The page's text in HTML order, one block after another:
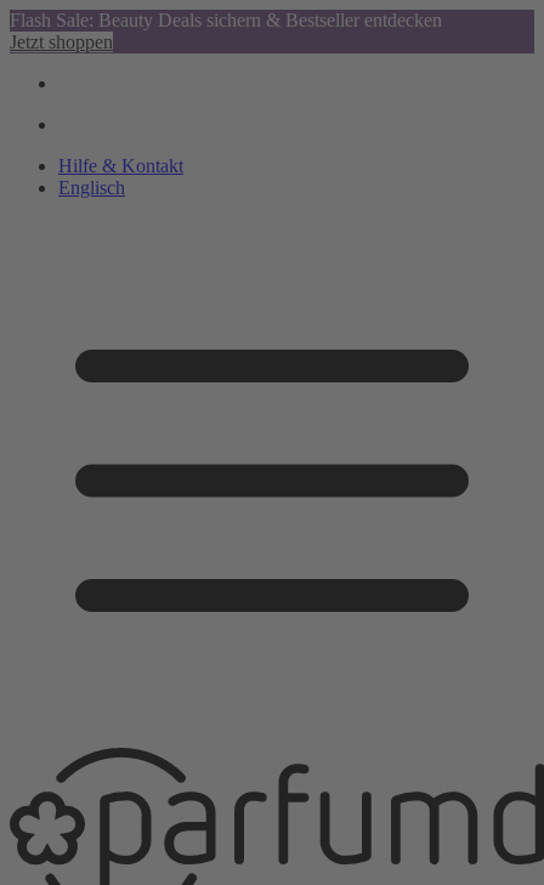
Flash Sale: Beauty Deals sichern & Bestseller entdecken
Jetzt shoppen
Hilfe & Kontakt
Englisch